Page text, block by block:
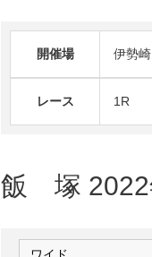
開催場 伊勢崎
レース 1R
飯 塚 2022